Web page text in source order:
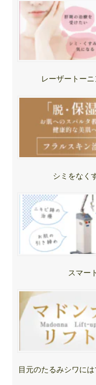
レーザートー
シミをなく
スマー
目元のたるみシワに